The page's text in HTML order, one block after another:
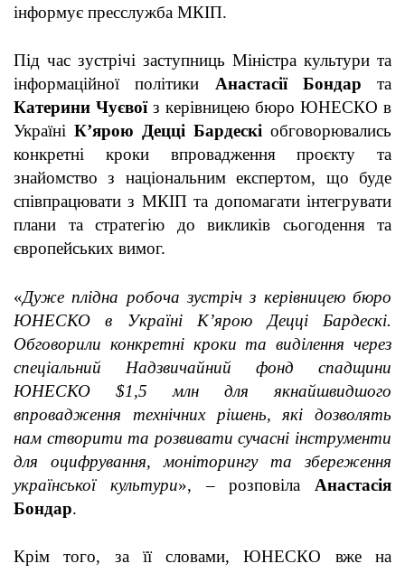
інформує пресслужба МКІП.
Під час зустрічі заступниць Міністра культури та
інформаційної політики Анастасії Бондар та
Катерини Чуєвоїз керівницею бюро ЮНЕСКО в
Україні К’ярою Децці Бардескі обговорювались
конкретні кроки впровадження проєкту та
знайомство з національним експертом, що буде
співпрацювати з МКІП та допомагати інтегрувати
плани та стратегію до викликів сьогодення та
європейських вимог.
«Дуже плідна робоча зустріч з керівницею бюро
ЮНЕСКО в Україні К’ярою Децці Бардескі.
Обговорили конкретні кроки та виділення через
спеціальний Надзвичайний фонд спадщини
ЮНЕСКО $1,5 млн для якнайшвидшого
впровадження технічних рішень, які дозволять
нам створити та розвивати сучасні інструменти
для оцифрування, моніторингу та збереження
української культури», – розповіла Анастасія
Бондар.
Крім того, за її словами, ЮНЕСКО вже на